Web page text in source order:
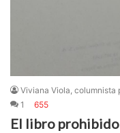
Viviana Viola, columnista
1
655
El libro prohibido